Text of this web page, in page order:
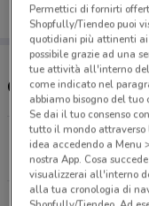
Orari e Negozi
Via Piave, 6/C
5.3 km
V.Le Fratelli
Permettici di fornirti
Shopfully/Tiendeo puoi
quotidiani più attinenti
possibile grazie ad una
tue attività all'interno
come indicato nel
abbiamo bisogno del
Se dai il tuo consenso
tutto il mondo attraverso
idea accedendo a Menu
nostra App. Cosa
visualizzerai all'interno
alla tua cronologia di